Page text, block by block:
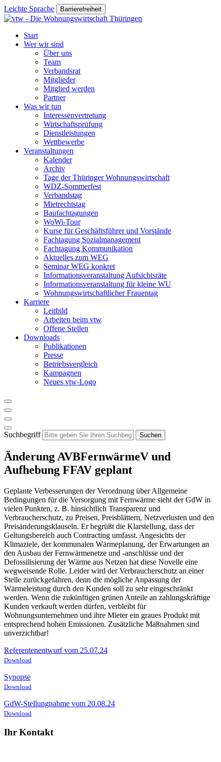
Leichte Sprache Barrierefreiheit
Start
Wer wir sind
Über uns
Team
Verbandsrat
Mitglieder
Mitglied werden
Partner
Was wir tun
Interessenvertretung
Wirtschaftsprüfung
Dienstleistungen
Wettbewerbe
Veranstaltungen
Kalender
Archiv
Tage der Thüringer Wohnungswirtschaft
WDZ-Sommerfest
Verbandstag
Mietrechtstag
Baufachtagungen
WoWi-Tour
Kurse für Geschäftsführer und Vorstände
Fachtagung Sozialmanagement
Fachtagung Kommunikation
Aktuelles zum WEG
Seminar WEG konkret
Informationsveranstaltung Aufsichtsräte
Informationsveranstaltung für kleine WU
Wohnungswirtschaftlicher Frauentag
Karriere
Leitbild
Arbeiten beim vtw
Offene Stellen
Downloads
Publikationen
Presse
Betriebsvergleich
Kampagnen
Neues vtw-Logo
Suchbegriff Suchen
Änderung AVBFernwärmeV und
Aufhebung FFAV geplant
Geplante Verbesserungen der Verordnung über Allgemeine
Bedingungen für die Versorgung mit Fernwärme sieht der GdW in
vielen Punkten, z. B. hinsichtlich Transparenz und
Verbraucherschutz, zu Preisen, Preisblättern, Netzverlusten und den
Preisänderungsklauseln. Er begrüßt die Klarstellung, dass der
Geltungsbereich auch Contracting umfasst. Angesichts der
Klimaziele, der kommunalen Wärmeplanung, der Erwartungen an
den Ausbau der Fernwärmenetze und -anschlüsse und der
Defossilisierung der Wärme aus Netzen hat diese Novelle eine
wegweisende Rolle. Leider wird der Verbraucherschutz an einer
Stelle zurückgefahren, denn die mögliche Anpassung der
Wärmeleistung durch den Kunden soll zu sehr eingeschränkt
werden. Wenn die zukünftigen grünen Anteile an zahlungskräftige
Kunden verkauft werden dürfen, verbleibt für
Wohnungsunternehmen und ihre Mieter ein graues Produkt mit
entsprechend hohen Emissionen. Zusätzliche Maßnahmen sind
unverzichtbar!
Referentenentwurf vom 25.07.24
Download
Synopse
Download
GdW-Stellungnahme vom 20.08.24
Download
Ihr Kontakt